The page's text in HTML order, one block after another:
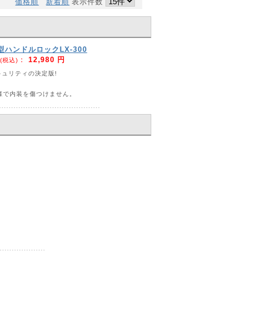
価格順 新着順 表示件数
ンドルロックLX-300
(税込) ： 12,980 円
リティの決定版!
内装を傷つけません。